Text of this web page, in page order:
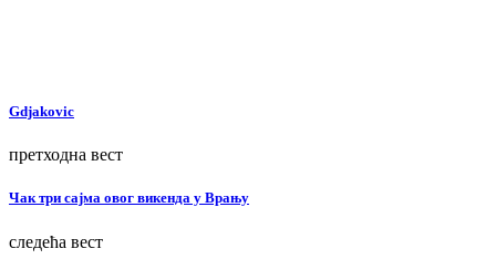
Gdjakovic
претходна вест
Чак три сајма овог викенда у Врању
следећа вест